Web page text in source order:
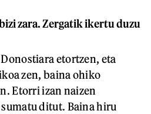
zara.Zergatik ikertu duzu
etortzen, eta
zen, baina ohiko
Etorri izan naizen
ditut. Baina hiru